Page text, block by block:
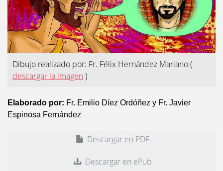
Dibujo realizado por: Fr. Félix Hernández Mariano(
descargar la imagen )
Elaborado por: Fr. Emilio Díez Ordóñez y Fr. Javier
Espinosa Fernández
Descargar en PDF
Descargar en ePub